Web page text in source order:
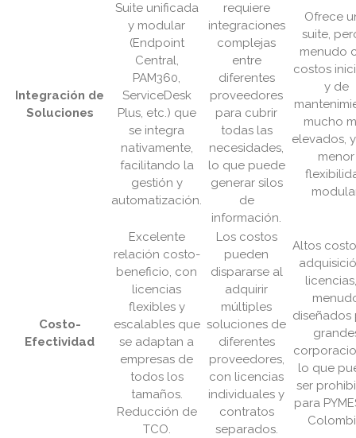
Integración de
Soluciones
Suite unificada
y modular
(Endpoint
Central,
PAM360,
ServiceDesk
Plus, etc.) que
se integra
nativamente,
facilitando la
gestión y
automatización.
requiere
integraciones
complejas
entre
diferentes
proveedores
para cubrir
todas las
necesidades,
lo que puede
generar silos
de
información.
Ofrece
suite,
menudo
costos
y de
mucho
elevados,
menor
Costo-
Efectividad
Excelente
relación costo-
beneficio, con
licencias
flexibles y
escalables que
se adaptan a
empresas de
todos los
tamaños.
Reducción de
TCO.
Los costos
pueden
dispararse al
adquirir
múltiples
soluciones de
diferentes
proveedores,
con licencias
individuales y
contratos
separados.
Altos
diseñados
lo que
ser
para